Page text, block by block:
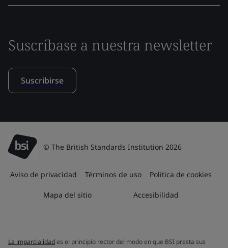
Suscríbase a nuestra newsletter
Suscribirse
© The British Standards Institution 2026
Aviso de privacidad Términos de uso Política de cookies
Mapa del sitio Accesibilidad
La imparcialidades el principio rector del modo en que BSI presta sus